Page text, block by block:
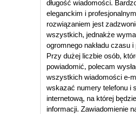
długość wiadomości.
eleganckim i profesjonalnym
rozwiązaniem jest
wszystkich, jednakże
ogromnego nakładu czasu i
Przy dużej liczbie osób,
powiadomić, polecam
wszystkich wiadomości e-
wskazać numery telefonu i
internetową, na której
informacji. Zawiadomienie